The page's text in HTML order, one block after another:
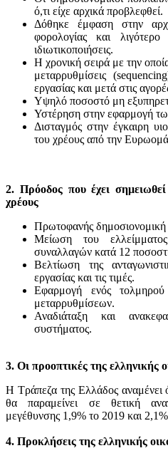
ό,τι είχε αρχικά προβλεφθεί.
Δόθηκε έμφαση στην
φορολογίας και λιγότερο
ιδιωτικοποιήσεις.
Η χρονική σειρά με την
μεταρρυθμίσεις
εργασίας και μετά στις
Υψηλό ποσοστό μη
Υστέρηση στην εφαρμογή
Δισταγμός στην έγκαιρη
του χρέους από την
2. Πρόοδος που έχει
χρέους
Πρωτοφανής
Μείωση του
συναλλαγών κατά 12
Βελτίωση της
εργασίας και τις τιμές.
Εφαρμογή ενός τολμηρού
μεταρρυθμίσεων.
Αναδιάταξη και
συστήματος.
3. Οι προοπτικές της ελληνικής
Η Τράπεζα της Ελλάδος αναμένει
θα παραμείνει σε θετική
μεγέθυνσης 1,9% το 2019 και
4. Προκλήσεις της ελληνικής